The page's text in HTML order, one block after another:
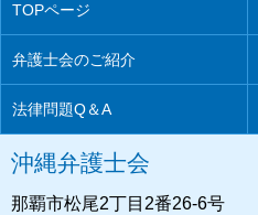
TOPページ
弁護士会のご紹介
法律問題Q＆A
沖縄弁護士会
那覇市松尾2丁目2番26-6号